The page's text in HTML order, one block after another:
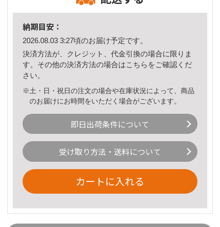
納期目安：
2026.08.03 3:27頃のお届け予定です。
決済方法が、クレジット、代金引換の場合に限りま
す。その他の決済方法の場合はこちら をご確認くだ
さい。
※土・日・祝日の注文の場合や在庫状況によって、商品
のお届けにお時間をいただく場合がございます。
即日出荷条件について
受け取り方法・送料について
カートに入れる